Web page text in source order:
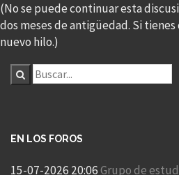
(No se puede continuar esta
dos meses de antigüedad. Si
nuevo hilo.)
EN LOS FOROS
15-07-2026 20:06Grupo de